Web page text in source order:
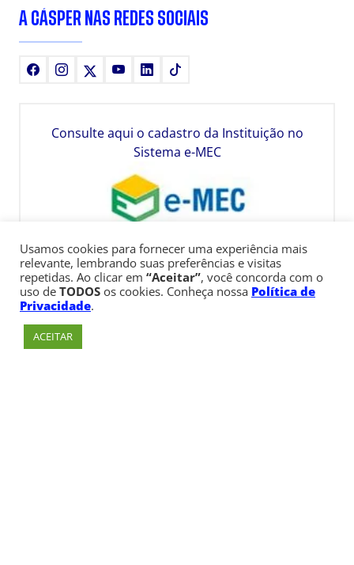
A CÁSPER NAS REDES SOCIAIS
FacebookInstagram YoutubeLinkedIn
Consulte aqui o cadastro da Instituição no
Sistema e-MEC
Usamos cookies para fornecer uma experiência mais
relevante, lembrando suas preferências e visitas
repetidas. Ao clicar em “Aceitar”, você concorda com o
uso de TODOS os cookies. Conheça nossa Política de
Privacidade.
ACEITAR